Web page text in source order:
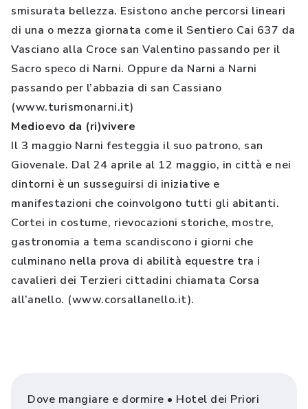
smisurata bellezza. Esistono anche percorsi lineari
di una o mezza giornata come il Sentiero Cai 637 da
Vasciano alla Croce san Valentino passando per il
Sacro speco di Narni. Oppure da Narni a Narni
passando per l’abbazia di san Cassiano
(www.turismonarni.it)
Medioevo da (ri)vivere
Il 3 maggio Narni festeggia il suo patrono, san
Giovenale. Dal 24 aprile al 12 maggio, in città e nei
dintorni è un susseguirsi di iniziative e
manifestazioni che coinvolgono tutti gli abitanti.
Cortei in costume, rievocazioni storiche, mostre,
gastronomia a tema scandiscono i giorni che
culminano nella prova di abilità equestre tra i
cavalieri dei Terzieri cittadini chiamata Corsa
all’anello. (www.corsallanello.it).
Dove mangiare e dormire • Hotel dei Priori